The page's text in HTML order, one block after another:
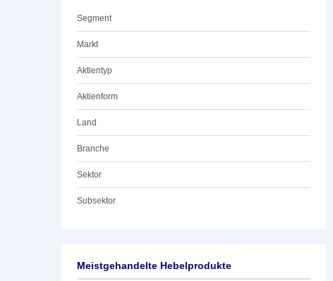
Segment
Markt
Aktientyp
Aktienform
Land
Branche
Sektor
Subsektor
Meistgehandelte Hebelprodukte